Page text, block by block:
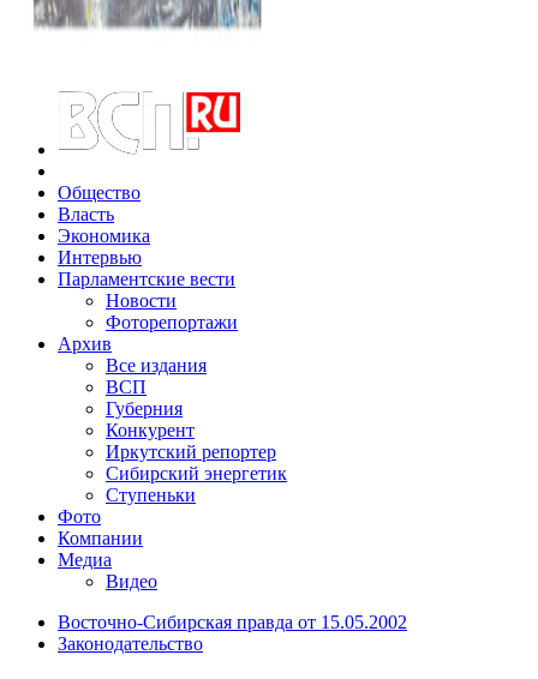
Общество
Власть
Экономика
Интервью
Парламентские вести
Новости
Фоторепортажи
Архив
Все издания
ВСП
Губерния
Конкурент
Иркутский репортер
Сибирский энергетик
Ступеньки
Фото
Компании
Медиа
Видео
Восточно-Сибирская правда от 15.05.2002
Законодательство